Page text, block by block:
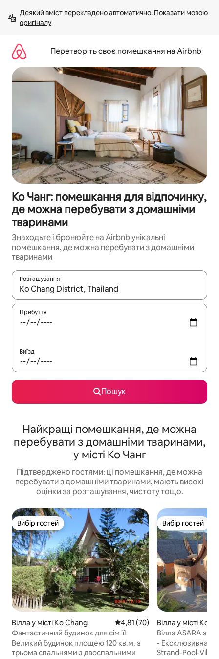
вмісту
Деякий вміст перекладено автоматично. Показати мовою
оригіналу
Перетворіть своє помешкання на Airbnb
Ко Чанг: помешкання для відпочинку,
де можна перебувати з домашніми
тваринами
Знаходьте і бронюйте на Airbnb унікальні
помешкання, де можна перебувати з домашніми
тваринами
Розташування
Отримавши результати пошуку, використовуйте для
Прибуття
Виїзд
Пошук
Найкращі помешкання, де можна
перебувати з домашніми тваринами,
у місті Ко Чанг
Підтверджено гостями: ці помешкання, де можна
перебувати з домашніми тваринами, мають високі
оцінки за розташування, чистоту тощо.
Вибір гостей
Вибір гостей
Вілла у місті Ko Chang Середня оцінка: 4,81 з 5,
4,81 (70)
Фантастичний будинок для сім 'ї!
Великий будинок площею 120 кв.м. з
трьома спальнями з двоспальними
Вибір гостей
Вибір гостей
Вілла у місті Ko
Вілла ASARA з
(безпосередньо
- Ексклюзивна
Strand-Pool-Villa - 5 кімнат /ванної